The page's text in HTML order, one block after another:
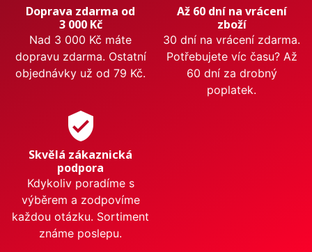
Doprava zdarma od
3 000 Kč
Nad 3 000 Kč máte
dopravu zdarma. Ostatní
objednávky už od 79 Kč.
Až 60 dní na vrácení
zboží
30 dní na vrácení zdarma.
Potřebujete víc času? Až
60 dní za drobný
poplatek.
verified_user
Skvělá zákaznická
podpora
Kdykoliv poradíme s
výběrem a zodpovíme
každou otázku. Sortiment
známe poslepu.